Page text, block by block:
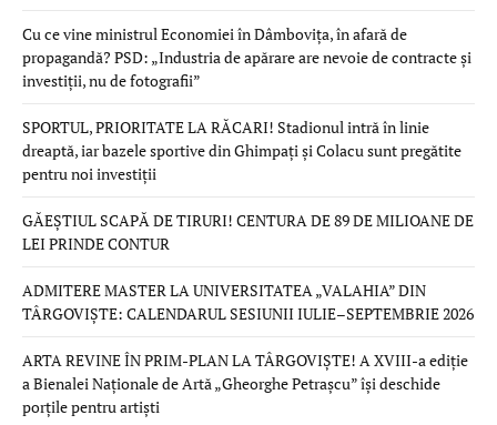
Cu ce vine ministrul Economiei în Dâmbovița, în afară de
propagandă? PSD: „Industria de apărare are nevoie de contracte și
investiții, nu de fotografii”
SPORTUL, PRIORITATE LA RĂCARI! Stadionul intră în linie
dreaptă, iar bazele sportive din Ghimpați și Colacu sunt pregătite
pentru noi investiții
GĂEȘTIUL SCAPĂ DE TIRURI! CENTURA DE 89 DE MILIOANE DE
LEI PRINDE CONTUR
ADMITERE MASTER LA UNIVERSITATEA „VALAHIA” DIN
TÂRGOVIȘTE: CALENDARUL SESIUNII IULIE–SEPTEMBRIE 2026
ARTA REVINE ÎN PRIM-PLAN LA TÂRGOVIȘTE! A XVIII-a ediție
a Bienalei Naționale de Artă „Gheorghe Petrașcu” își deschide
porțile pentru artiști